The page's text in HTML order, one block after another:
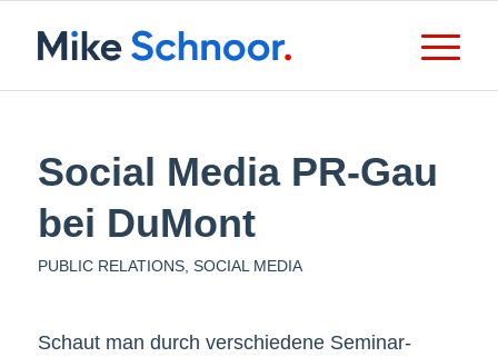
Social Media PR-Gau
bei DuMont
PUBLIC RELATIONS, SOCIAL MEDIA
Schaut man durch verschiedene Seminar-